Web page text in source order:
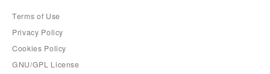
Terms of Use
Privacy Policy
Cookies Policy
GNU/GPL License